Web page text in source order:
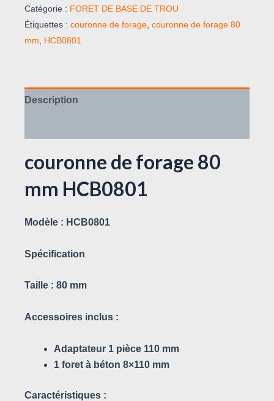
Catégorie : FORET DE BASE DE TROU
Étiquettes : couronne de forage, couronne de forage 80
mm, HCB0801
Description
couronne de forage 80
mm HCB0801
Modèle : HCB0801
Spécification
Taille : 80 mm
Accessoires inclus :
Adaptateur 1 pièce 110 mm
1 foret à béton 8×110 mm
Caractéristiques :